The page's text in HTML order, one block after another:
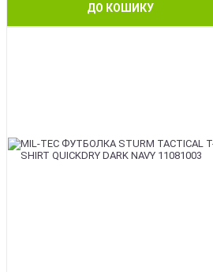
ДО КОШИКУ